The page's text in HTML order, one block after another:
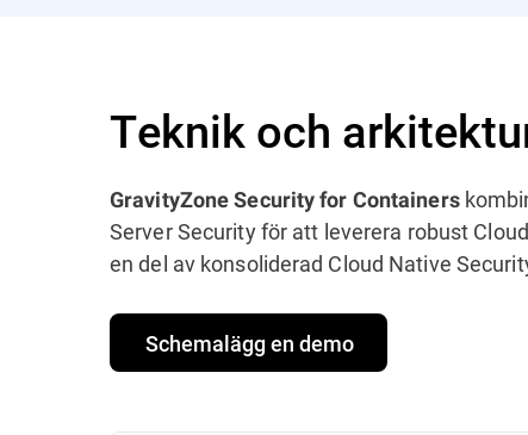
Teknik och
GravityZone Security for Containers
Server Security för att leverera robust
en del av konsoliderad Cloud Native
Schemalägg en demo